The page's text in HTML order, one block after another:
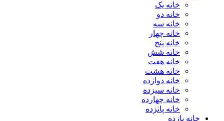
خانه یک
خانه دو
خانه سه
خانه چهار
خانه پنج
خانه شش
خانه هفت
خانه هشت
خانه دوازده
خانه سیزده
خانه چهارده
خانه پانزده
خانه یازده